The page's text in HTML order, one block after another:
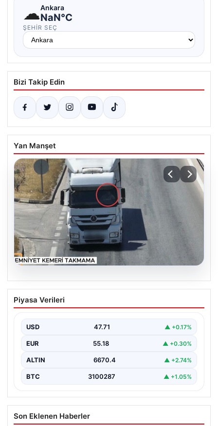
☁Ankara
NaN°C
ŞEHIR SEÇ
Bizi Takip Edin
Yan Manşet
06.08.2026
Otoyolda dron destekli denetim: Bin
123 araca ceza
Piyasa Verileri
USD 47.71 ▲ +0.17%
EUR 55.18 ▲ +0.30%
ALTIN 6670.4 ▲ +2.74%
BTC 3100287 ▲ +1.05%
Son Eklenen Haberler